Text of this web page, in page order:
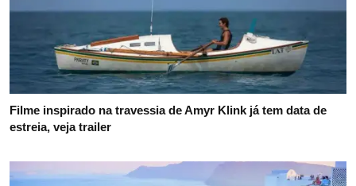
Filme inspirado na travessia de Amyr Klink já tem data de
estreia, veja trailer